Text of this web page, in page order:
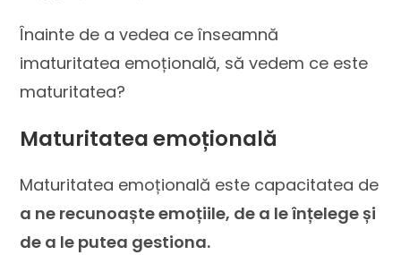
Înainte de a vedea ce înseamnă
imaturitatea emoțională, să vedem ce este
maturitatea?
Maturitatea emoțională
Maturitatea emoțională este capacitatea de
a ne recunoaște emoțiile, de a le înțelege și
de a le putea gestiona.